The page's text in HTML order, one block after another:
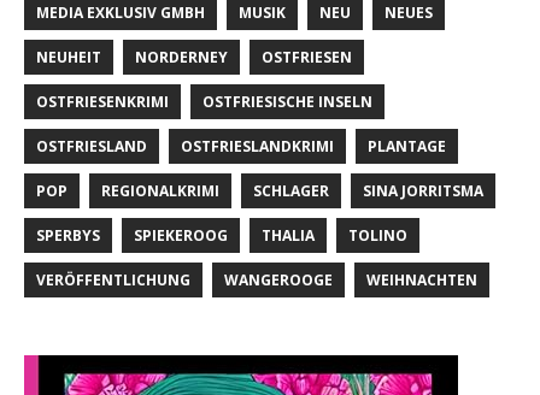
MEDIA EXKLUSIV GMBH MUSIK NEU NEUES
NEUHEIT NORDERNEY OSTFRIESEN
OSTFRIESENKRIMI OSTFRIESISCHE INSELN
OSTFRIESLAND OSTFRIESLANDKRIMI PLANTAGE
POP REGIONALKRIMI SCHLAGER SINA JORRITSMA
SPERBYS SPIEKEROOG THALIA TOLINO
VERÖFFENTLICHUNG WANGEROOGE WEIHNACHTEN